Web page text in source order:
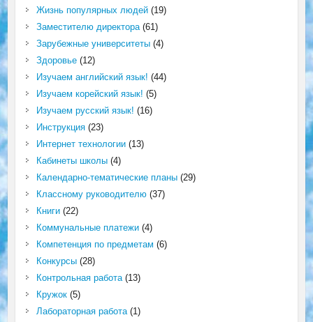
Жизнь популярных людей(19)
Заместителю директора(61)
Зарубежные университеты(4)
Здоровье(12)
Изучаем английский язык! (44)
Изучаем корейский язык! (5)
Изучаем русский язык! (16)
Инструкция(23)
Интернет технологии(13)
Кабинеты школы(4)
Календарно-тематические планы(29)
Классному руководителю(37)
Книги(22)
Коммунальные платежи(4)
Компетенция по предметам (6)
Конкурсы(28)
Контрольная работа(13)
Кружок(5)
Лабораторная работа(1)